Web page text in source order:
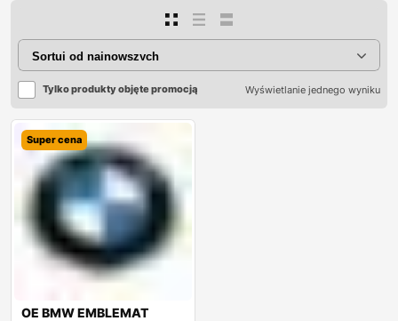
Tylko produkty objęte promocją Wyświetlanie jednego wyniku
Super cena
OE BMW EMBLEMAT